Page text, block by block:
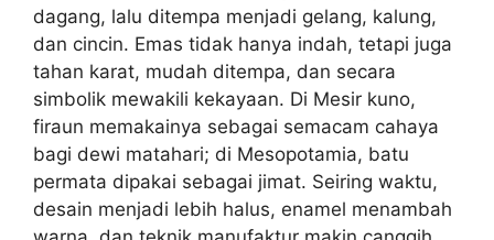
dagang, lalu ditempa menjadi gelang, kalung,
dan cincin. Emas tidak hanya indah, tetapi juga
tahan karat, mudah ditempa, dan secara
simbolik mewakili kekayaan. Di Mesir kuno,
firaun memakainya sebagai semacam cahaya
bagi dewi matahari; di Mesopotamia, batu
permata dipakai sebagai jimat. Seiring waktu,
desain menjadi lebih halus, enamel menambah